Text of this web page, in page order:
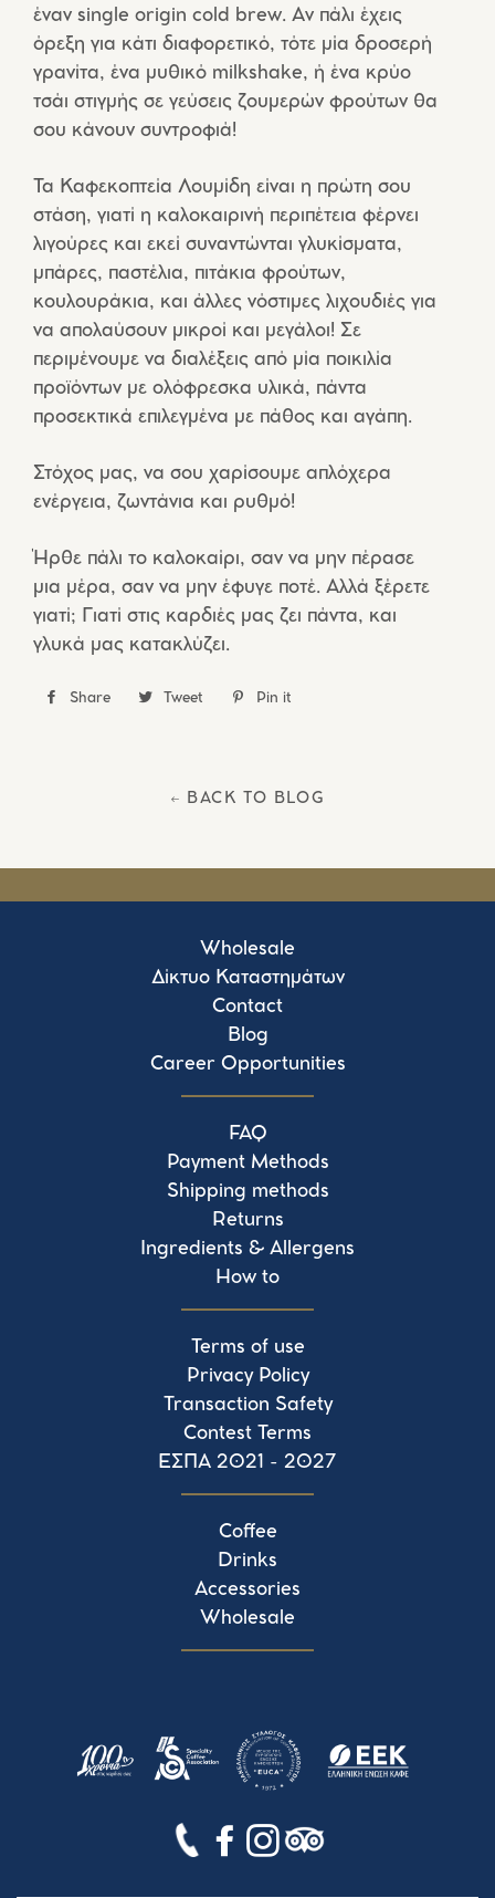
έναν single origin cold brew. Aν πάλι έχεις
όρεξη για κάτι διαφορετικό, τότε μία δροσερή
γρανίτα, ένα μυθικό milkshake, ή ένα κρύο
τσάι στιγμής σε γεύσεις ζουμερών φρούτων θα
σου κάνουν συντροφιά!
Τα Καφεκοπτεία Λουμίδη είναι η πρώτη σου
στάση, γιατί η καλοκαιρινή περιπέτεια φέρνει
λιγούρες και εκεί συναντώνται γλυκίσματα,
μπάρες, παστέλια, πιτάκια φρούτων,
κουλουράκια, και άλλες νόστιμες λιχουδιές για
να απολαύσουν μικροί και μεγάλοι! Σε
περιμένουμε να διαλέξεις από μία ποικιλία
προϊόντων με ολόφρεσκα υλικά, πάντα
προσεκτικά επιλεγμένα με πάθος και αγάπη.
Στόχος μας, να σου χαρίσουμε απλόχερα
ενέργεια, ζωντάνια και ρυθμό!
Ήρθε πάλι το καλοκαίρι, σαν να μην πέρασε
μια μέρα, σαν να μην έφυγε ποτέ. Αλλά ξέρετε
γιατί; Γιατί στις καρδιές μας ζει πάντα, και
γλυκά μας κατακλύζει.
Share Share Tweet Tweet Pin it
← BACK TO BLOG
Wholesale
Δίκτυο Καταστημάτων
Contact
Blog
Career Opportunities
FAQ
Payment Methods
Shipping methods
Returns
Ingredients & Allergens
How to
Terms of use
Privacy Policy
Transaction Safety
Contest Terms
ΕΣΠΑ 2021 - 2027
Coffee
Drinks
Accessories
Wholesale